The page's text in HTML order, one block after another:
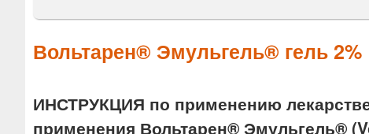
м
н
Вольтарен® Эмульгель® гель 2%
ИНСТРУКЦИЯ по применению
применения Вольтарен® Эмульгель®